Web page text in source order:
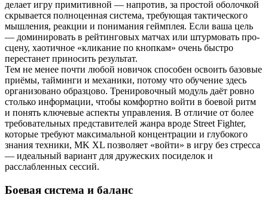
делает игру примитивной — напротив, за простой оболочкой
скрывается полноценная система, требующая тактического
мышления, реакции и понимания геймплея. Если ваша цель
— доминировать в рейтинговых матчах или штурмовать про-
сцену, хаотичное «кликание по кнопкам» очень быстро
перестанет приносить результат.
Тем не менее почти любой новичок способен освоить базовые
приёмы, тайминги и механики, потому что обучение здесь
организовано образцово. Тренировочный модуль даёт ровно
столько информации, чтобы комфортно войти в боевой ритм
и понять ключевые аспекты управления. В отличие от более
требовательных представителей жанра вроде Street Fighter,
которые требуют максимальной концентрации и глубокого
знания техники, MK XL позволяет «войти» в игру без стресса
— идеальный вариант для дружеских посиделок и
расслабленных сессий.
Боевая система и баланс